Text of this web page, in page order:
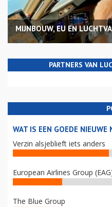
MIJNBOUW, EU EN
PARTNERS VAN
WAT IS EEN GOEDE NIEUWE
Verzin alsjeblieft iets anders
European Airlines Group
The Blue Group